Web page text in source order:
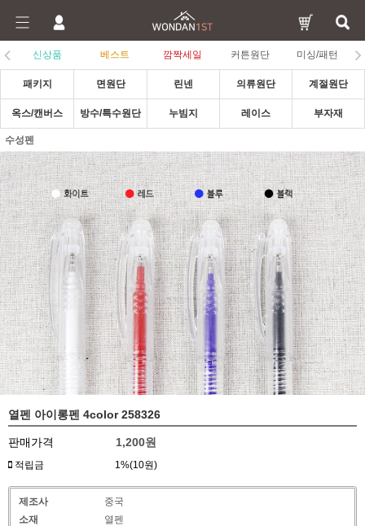
신상품 베스트 깜짝세일 커튼원단 미싱/패턴
패키지 면원단 린넨 의류원단 계절원단
옥스/캔버스 방수/특수원단 누빔지 레이스 부자재
수성펜
열펜 아이롱펜 4color 258326
판매가격 1,200원
적립금 1%(10원)
제조사
중국
소재
열펜